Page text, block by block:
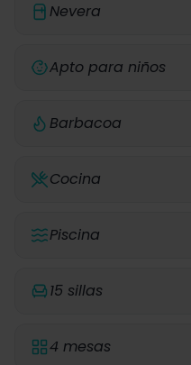
Nevera
Apto para niños
Barbacoa
Cocina
Piscina
15 sillas
4 mesas